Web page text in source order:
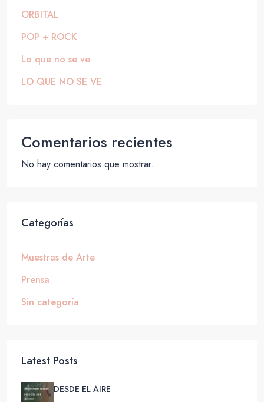
ORBITAL
POP + ROCK
Lo que no se ve
LO QUE NO SE VE
Comentarios recientes
No hay comentarios que mostrar.
Categorías
Muestras de Arte
Prensa
Sin categoría
Latest Posts
DESDE EL AIRE